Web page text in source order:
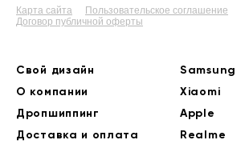
Карта сайта
Пользовательское соглашение
Договор публичной оферты
Свой дизайн
О компании
Дропшиппинг
Доставка и оплата
Samsung
Xiaomi
Apple
Realme